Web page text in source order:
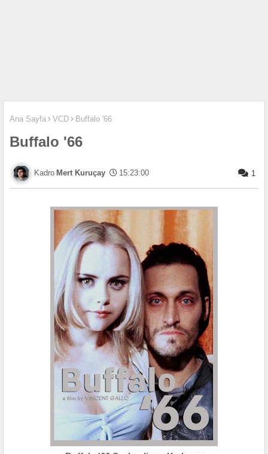
Ana Sayfa VCD Buffalo '66
Buffalo '66
Mert Kuruçay 15:23:00 1